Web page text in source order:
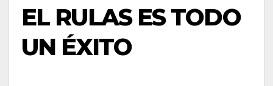
EL RULAS ES TODO
UN ÉXITO